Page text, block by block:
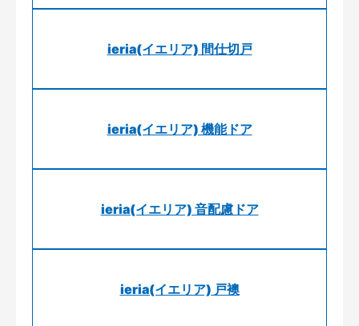
ieria(イエリア) 間仕切戸
ieria(イエリア) 機能ドア
ieria(イエリア) 音配慮ドア
ieria(イエリア) 戸襖